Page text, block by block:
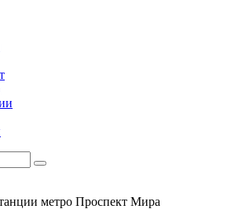
метро Проспект Мира